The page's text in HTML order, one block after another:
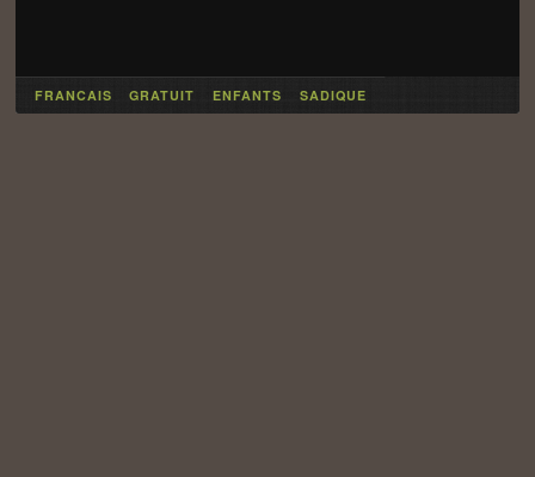
FRANCAIS GRATUIT ENFANTS SADIQUE